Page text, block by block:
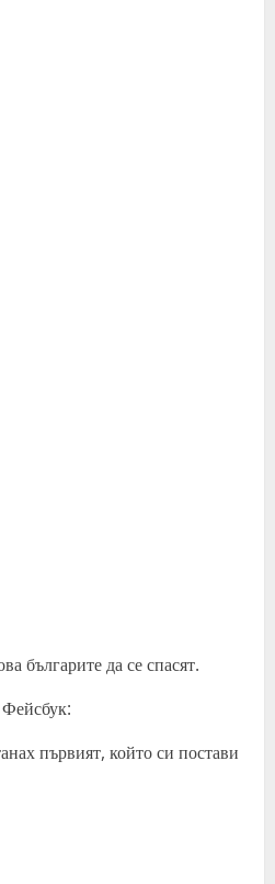
българите да се спасят.
първият, който си постави